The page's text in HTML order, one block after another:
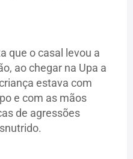
que o casal levou a
ao chegar na Upa a
estava com
e com as mãos
de agressões